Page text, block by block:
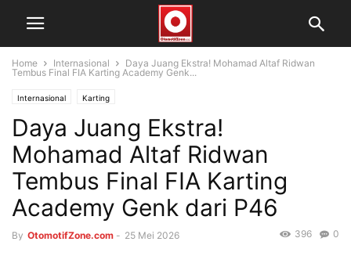
Home Internasional
Daya Juang Ekstra! Mohamad Altaf Ridwan
Tembus Final FIA Karting Academy Genk...
Internasional Karting
Daya Juang Ekstra!
Mohamad Altaf Ridwan
Tembus Final FIA Karting
Academy Genk dari P46
By OtomotifZone.com - 25 Mei 2026 0
396